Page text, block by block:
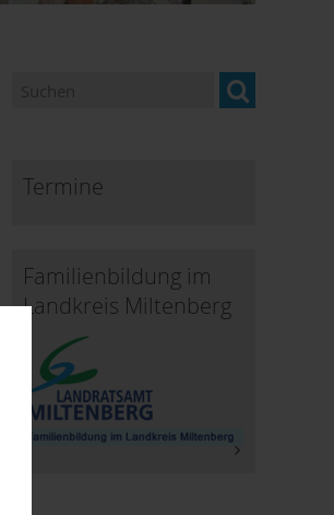
Termine
Familienbildung im
Landkreis Miltenberg